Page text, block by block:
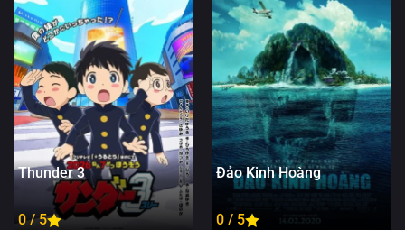
Thunder 3
0 / 5
Đảo Kinh Hoàng
0 / 5
Đạo Yêu Hành